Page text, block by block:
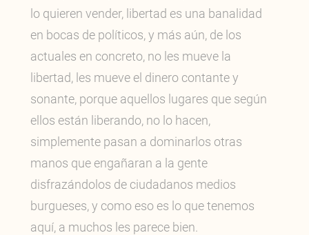
lo quieren vender, libertad es una banalidad
en bocas de políticos, y más aún, de los
actuales en concreto, no les mueve la
libertad, les mueve el dinero contante y
sonante, porque aquellos lugares que según
ellos están liberando, no lo hacen,
simplemente pasan a dominarlos otras
manos que engañaran a la gente
disfrazándolos de ciudadanos medios
burgueses, y como eso es lo que tenemos
aquí, a muchos les parece bien.